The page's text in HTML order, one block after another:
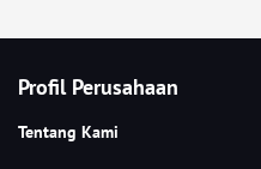
Profil Perusahaan
Tentang Kami